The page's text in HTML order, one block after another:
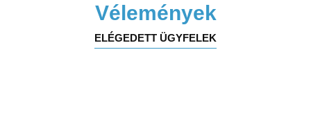
Vélemények
ELÉGEDETT ÜGYFELEK